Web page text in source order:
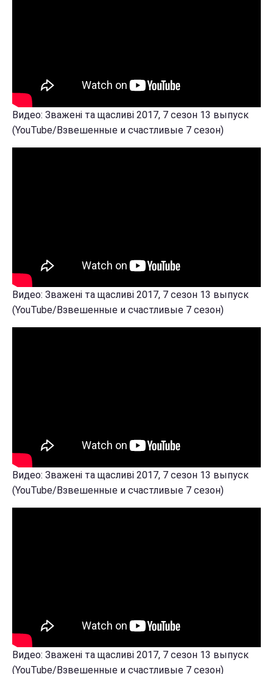
Видео: Зважені та щасливі 2017, 7 сезон 13 выпуск
(YouTube/Взвешенные и счастливые 7 сезон)
Видео: Зважені та щасливі 2017, 7 сезон 13 выпуск
(YouTube/Взвешенные и счастливые 7 сезон)
Видео: Зважені та щасливі 2017, 7 сезон 13 выпуск
(YouTube/Взвешенные и счастливые 7 сезон)
Видео: Зважені та щасливі 2017, 7 сезон 13 выпуск
(YouTube/Взвешенные и счастливые 7 сезон)